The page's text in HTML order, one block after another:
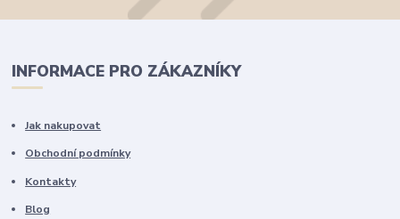
INFORMACE PRO ZÁKAZNÍKY
Jak nakupovat
Obchodní podmínky
Kontakty
Blog